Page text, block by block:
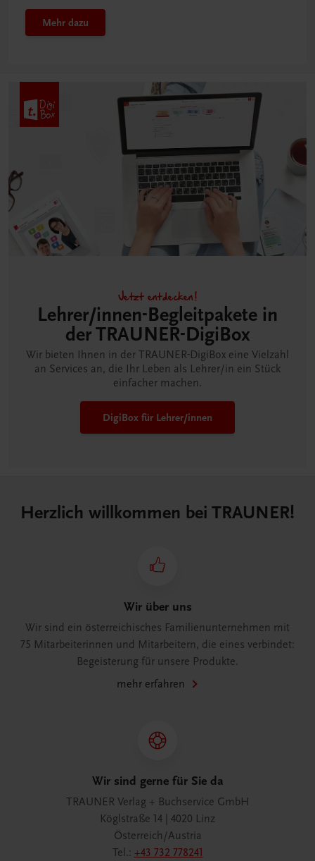
Mehr dazu
Jetzt entdecken!
Lehrer/innen-Begleitpakete in
der TRAUNER-DigiBox
Wir bieten Ihnen in der TRAUNER-DigiBox eine Vielzahl
an Services an, die Ihr Leben als Lehrer/in ein Stück
einfacher machen.
DigiBox für Lehrer/innen
Herzlich willkommen bei TRAUNER!
Wir über uns
Wir sind ein österreichisches Familienunternehmen mit
75 Mitarbeiterinnen und Mitarbeitern, die eines verbindet:
Begeisterung für unsere Produkte.
mehr erfahren
Wir sind gerne für Sie da
TRAUNER Verlag + Buchservice GmbH
Köglstraße 14 | 4020 Linz
Österreich/Austria
Tel.: +43 732 778241